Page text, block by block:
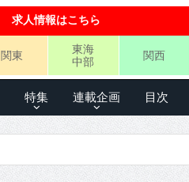
求人情報はこちら
関東
東海
中部
関西
特集 連載企画 目次